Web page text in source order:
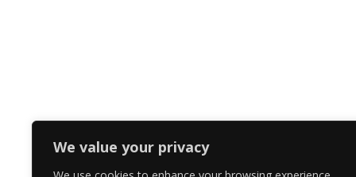
We value your privacy